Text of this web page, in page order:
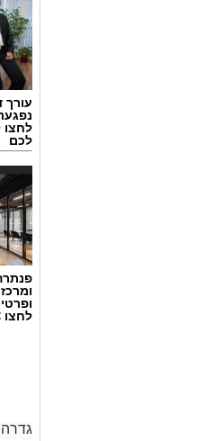
עורך
לכם
לחצו